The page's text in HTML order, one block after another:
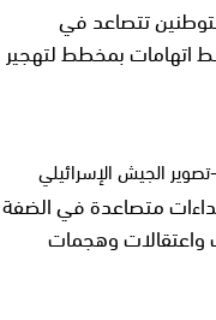
تتصاعد في
اتهامات بمخطط لتهجير
متصاعدة في الضفة
واعتقالات وهجمات